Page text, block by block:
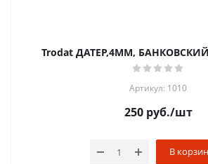
Trodat ДАТЕР,4ММ,
Артикул: 1010
250руб./шт
В